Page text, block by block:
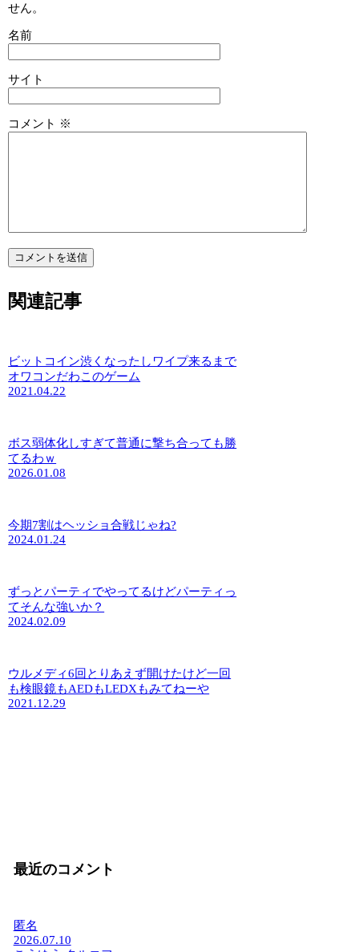
せん。
名前
サイト
コメント ※
関連記事
ビットコイン渋くなったしワイプ来るまで
オワコンだわこのゲーム
2021.04.22
ボス弱体化しすぎて普通に撃ち合っても勝
てるわｗ
2026.01.08
今期7割はヘッショ合戦じゃね?
2024.01.24
ずっとパーティでやってるけどパーティっ
てそんな強いか？
2024.02.09
ウルメディ6回とりあえず開けたけど一回
も検眼鏡もAEDもLEDXもみてねーや
2021.12.29
最近のコメント
匿名
2026.07.10